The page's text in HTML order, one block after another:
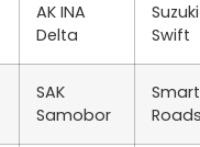
AK INA
Delta
Suzuki
Swift
SAK
Samobor
Smart